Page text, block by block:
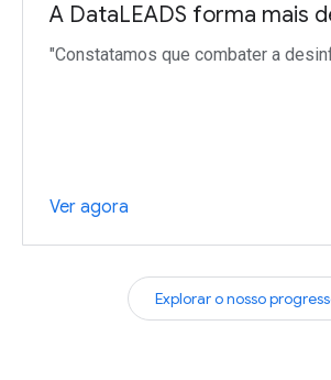
A DataLEADS forma mais
"Constatamos que combater a
Ver agora
Explorar o nosso